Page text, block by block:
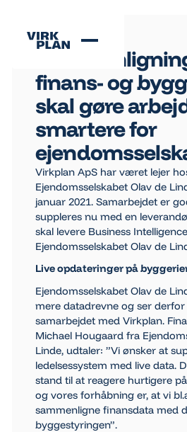
06 January 2023
finans- og
skal gøre
smartere for
Virkplan ApS har været lejer
Ejendomsselskabet Olav de
januar 2021. Samarbejdet er
suppleres nu med en
skal levere Business
Ejendomsselskabet Olav de
Live opdateringer på
Ejendomsselskabet Olav de
mere datadrevne og ser
samarbejdet med Virkplan.
Michael Hougaard fra
Linde, udtaler: ”Vi ønsker at
ledelsessystem med live data.
stand til at reagere hurtigere
og vores forhåbning er, at vi
sammenligne finansdata med
byggestyringen”.